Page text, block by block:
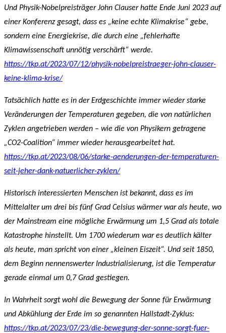
Und Physik-Nobelpreisträger John Clauser hatte Ende Juni 2023 auf
einer Konferenz gesagt, dass es „keine echte Klimakrise“ gebe,
sondern eine Energiekrise, die durch eine „fehlerhafte
Klimawissenschaft unnötig verschärft“ werde.
https://tkp.at/2023/07/12/physik-nobelpreistraeger-john-clauser-
keine-klima-krise/
Tatsächlich hatte es in der Erdgeschichte immer wieder starke
Veränderungen der Temperaturen gegeben, die von natürlichen
Zyklen angetrieben werden – wie die von Physikern getragene
„CO2-Coalition“ immer wieder herausgearbeitet hat.
https://tkp.at/2023/08/06/starke-aenderungen-der-temperaturen-
seit-jeher-dank-natuerlicher-zyklen/
Historisch interessierten Menschen ist bekannt, dass es im
Mittelalter um drei bis fünf Grad Celsius wärmer war als heute, wo
der Mainstream eine mögliche Erwärmung um 1,5 Grad als totale
Katastrophe hinstellt. Um 1700 wiederum war es deutlich kälter
als heute, man spricht von einer „kleinen Eiszeit“. Und seit 1850,
dem Beginn nennenswerter Industrialisierung, ist die Temperatur
gerade einmal um 0,7 Grad gestiegen.
In Wahrheit sorgt wohl die Bewegung der Sonne für Erwärmung
und Abkühlung der Erde im so genannten Hallstadt-Zyklus:
https://tkp.at/2023/07/23/die-bewegung-der-sonne-sorgt-fuer-